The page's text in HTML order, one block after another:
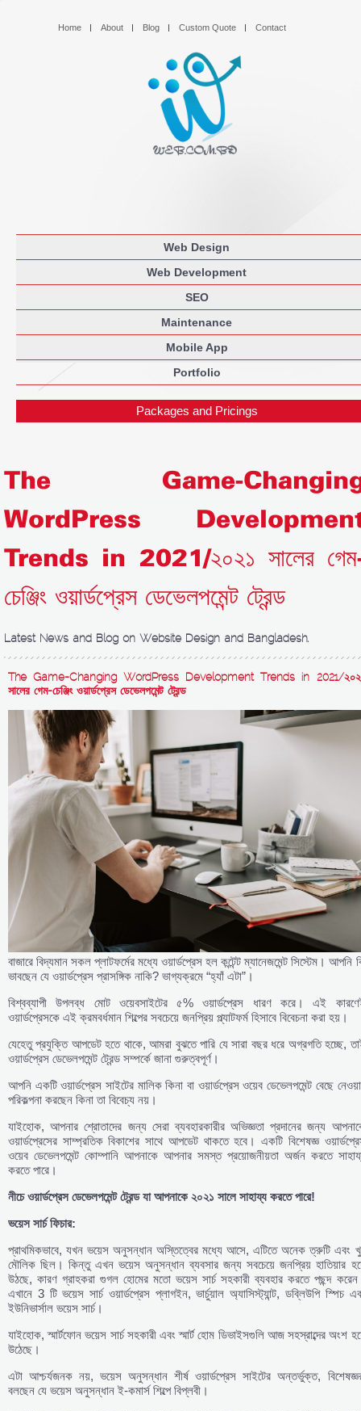
Home About Blog Custom Quote Contact
Web Design
Web Development
SEO
Maintenance
Mobile App
Portfolio
Packages and Pricings
The Game-
WordPress
Trends in 2021/২০২১ সালের
চেঞ্জিং ওয়ার্ডপ্রেস ডেভেলপমেন্ট ট্রেন্ড
Latest News and Blog on Website Design and Bangladesh.
The Game-Changing WordPress Development Trends in 2021/
সালের গেম-চেঞ্জিং ওয়ার্ডপ্রেস ডেভেলপমেন্ট ট্রেন্ড
বাজারে বিদ্যমান সকল প্লাটফর্মের মধ্যে ওয়ার্ডপ্রেস হল কন্টেন্ট ম্যানেজমেন্ট সিস্টেম। আপনি
ভাবছেন যে ওয়ার্ডপ্রেস প্রাসঙ্গিক নাকি? ভাগ্যক্রমে “হ্যাঁ এটা”।
বিশ্বব্যাপী উপলব্ধ মোট ওয়েবসাইটের ৫% ওয়ার্ডপ্রেস ধারণ করে। এই
ওয়ার্ডপ্রেসকে এই ক্রমবর্ধমান শিল্পের সবচেয়ে জনপ্রিয় প্ল্যাটফর্ম হিসাবে বিবেচনা করা হয়।
যেহেতু প্রযুক্তি আপডেট হতে থাকে, আমরা বুঝতে পারি যে সারা বছর ধরে অগ্রগতি হচ্ছে,
ওয়ার্ডপ্রেস ডেভেলপমেন্ট ট্রেন্ড সম্পর্কে জানা গুরুত্বপূর্ণ।
আপনি একটি ওয়ার্ডপ্রেস সাইটের মালিক কিনা বা ওয়ার্ডপ্রেস ওয়েব ডেভেলপমেন্ট বেছে
পরিকল্পনা করছেন কিনা তা বিবেচ্য নয়।
যাইহোক, আপনার শ্রোতাদের জন্য সেরা ব্যবহারকারীর অভিজ্ঞতা প্রদানের জন্য
ওয়ার্ডপ্রেসের সাম্প্রতিক বিকাশের সাথে আপডেট থাকতে হবে। একটি বিশেষজ্ঞ
ওয়েব ডেভেলপমেন্ট কোম্পানি আপনাকে আপনার সমস্ত প্রয়োজনীয়তা অর্জন করতে
করতে পারে।
নীচেওয়ার্ডপ্রেসডেভেলপমেন্টট্রেন্ডযাআপনাকে২০২১ সালেসাহায্য করতেপারে!
ভয়েসসার্চফিচার:
প্রাথমিকভাবে, যখন ভয়েস অনুসন্ধান অস্তিত্বের মধ্যে আসে, এটিতে অনেক ত্রুটি এবং
মৌলিক ছিল। কিন্তু এখন ভয়েস অনুসন্ধান ব্যবসার জন্য সবচেয়ে জনপ্রিয় হাতিয়ার
উঠছে, কারণ গ্রাহকরা গুগল হোমের মতো ভয়েস সার্চ সহকারী ব্যবহার করতে পছন্দ
এখানে 3 টি ভয়েস সার্চ ওয়ার্ডপ্রেস প্লাগইন, ভার্চুয়াল অ্যাসিস্ট্যান্ট, ডব্লিউপি স্পিচ
ইউনিভার্সাল ভয়েস সার্চ।
যাইহোক, স্মার্টফোন ভয়েস সার্চ সহকারী এবং স্মার্ট হোম ডিভাইসগুলি আজ সহস্রাব্দের অংশ
উঠেছে।
এটা আশ্চর্যজনক নয়, ভয়েস অনুসন্ধান শীর্ষ ওয়ার্ডপ্রেস সাইটের অন্তর্ভুক্ত,
বলছেন যে ভয়েস অনুসন্ধান ই-কমার্স শিল্পে বিপ্লবী।